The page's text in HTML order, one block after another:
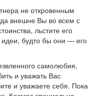
не откровенным
внешне Вы во всем с
льстите его
будто бы они — его
самолюбия,
и уважать Вас
и уважаете себя. Пока